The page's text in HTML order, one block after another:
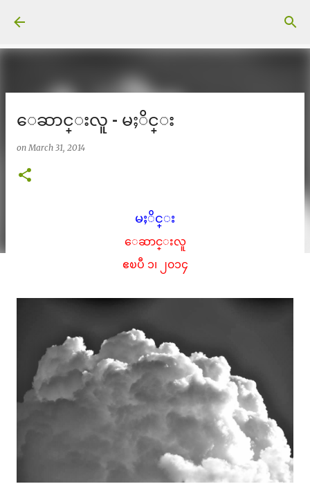
ေဆာင္းလူ - မႈိင္း
onMarch 31, 2014
မႈိင္း
ေဆာင္းလူ
ဧၿပီ ၁၊ ၂၀၁၄